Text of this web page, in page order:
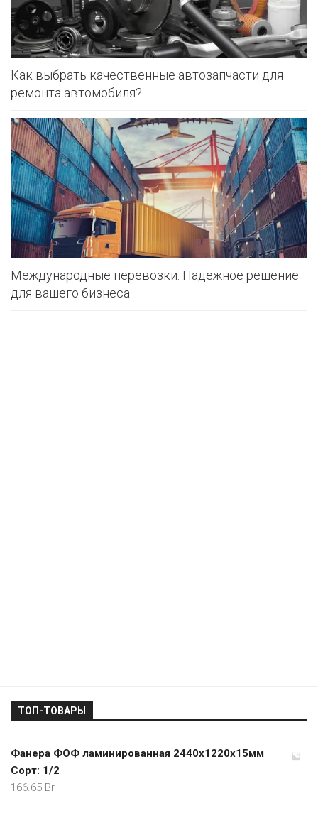
Как выбрать качественные автозапчасти для
ремонта автомобиля?
Международные перевозки: Надежное решение
для вашего бизнеса
ТОП-ТОВАРЫ
Фанера ФОФ ламинированная 2440х1220х15мм
Сорт: 1/2
166.65 Br